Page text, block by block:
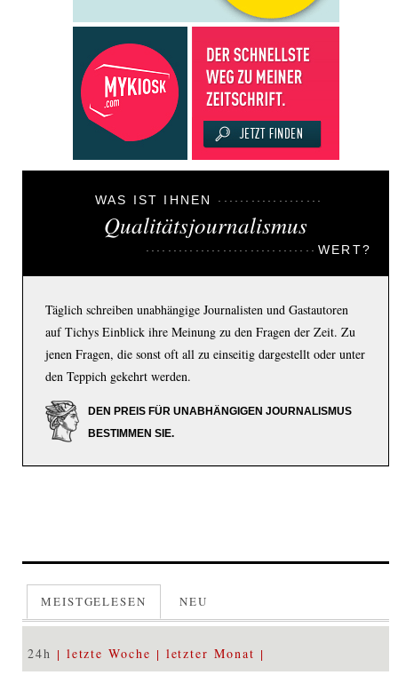
WAS IST IHNEN
Qualitätsjournalismus
WERT?
Täglich schreiben unabhängige Journalisten und Gastautoren
auf Tichys Einblick ihre Meinung zu den Fragen der Zeit. Zu
jenen Fragen, die sonst oft all zu einseitig dargestellt oder unter
den Teppich gekehrt werden.
DEN PREIS FÜR UNABHÄNGIGEN JOURNALISMUS
BESTIMMEN SIE.
MEISTGELESEN NEU
24h letzte Woche letzter Monat